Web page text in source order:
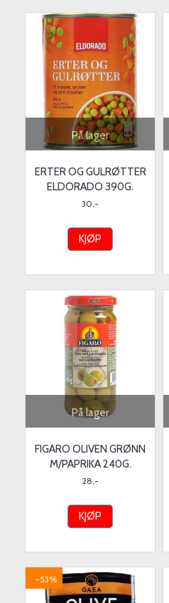
På lager
ERTER OG GULRØTTER
ELDORADO 390G.
30,-
KJØP
På lager
FIGARO OLIVEN GRØNN
M/PAPRIKA 240G.
28,-
KJØP
-53%